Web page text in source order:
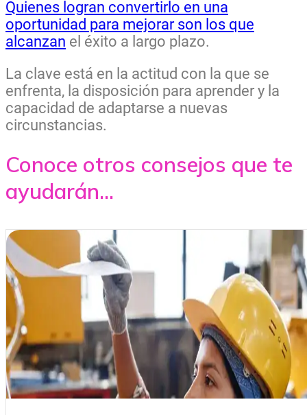
Quienes logran convertirlo en una
oportunidad para mejorar son los que
alcanzan el éxito a largo plazo.
La clave está en la actitud con la que se
enfrenta, la disposición para aprender y la
capacidad de adaptarse a nuevas
circunstancias.
Conoce otros consejos que te
ayudarán...